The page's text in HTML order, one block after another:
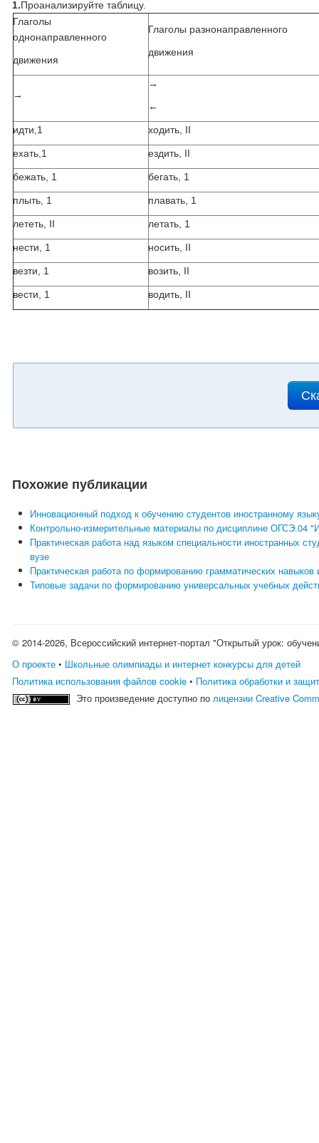
1.Проанализируйте таблицу.
Глаголы
однонаправленного
движения
Глаголы разнонаправленного
движения
→
→
←
идти,1 ходить, II
ехать,1 ездить, II
бежать, 1 бегать, 1
плыть, 1 плавать, 1
лететь, II летать, 1
нести, 1 носить, II
везти, 1 возить, II
вести, 1 водить, II
Похожие публикации
Инновационный подход к обучению студентов иностранному
Контрольно-измерительные материалы по дисциплине ОГСЭ.04
Практическая работа над языком специальности иностранных
вузе
Практическая работа по формированию грамматических навыков
Типовые задачи по формированию универсальных учебных
© 2014-2026, Всероссийский интернет-портал "Открытый урок:
О проекте • Школьные олимпиады и интернет конкурсы для детей
Политика использования файлов cookie • Политика обработки и
Это произведение доступно полицензии Creative